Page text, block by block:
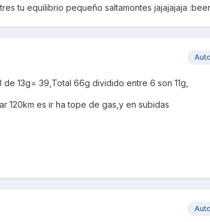
tu equilibrio pequeño saltamontes jajajajaja :beer
13g= 39,Total 66g dividido entre 6 son 11g,
120km es ir ha tope de gas,y en subidas